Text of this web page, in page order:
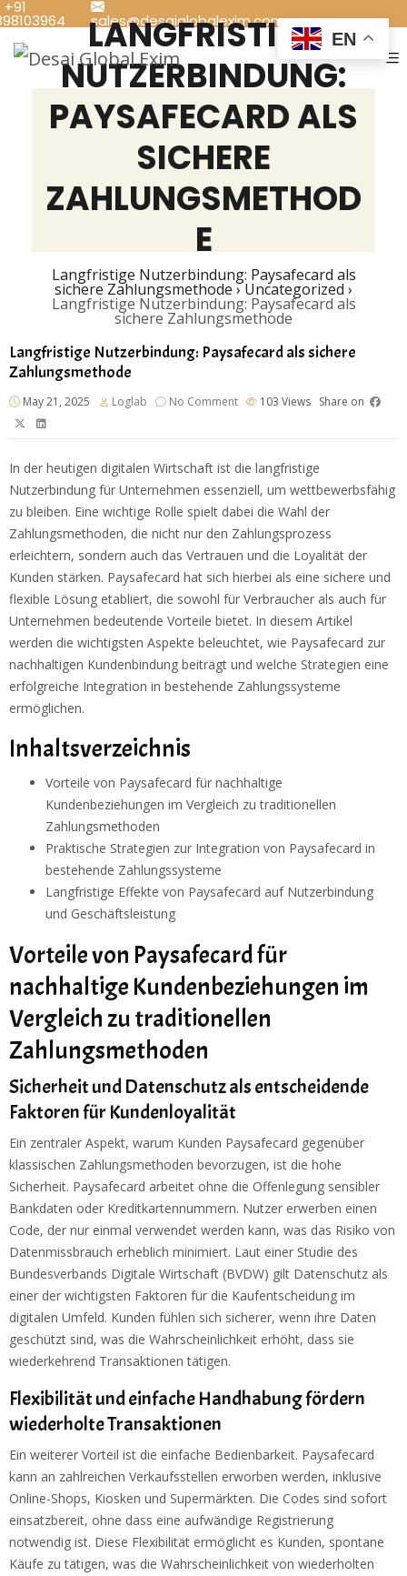
+91
sales@desaiglobalexim.com
LANGFRISTIGE
NUTZERBINDUNG:
PAYSAFECARD ALS
SICHERE
ZAHLUNGSMETHOD
E
Langfristige Nutzerbindung: Paysafecard als
sichere Zahlungsmethode ›Uncategorized ›
Langfristige Nutzerbindung: Paysafecard als
sichere Zahlungsmethode
Langfristige Nutzerbindung: Paysafecard als sichere
Zahlungsmethode
May 21, 2025 Loglab No Comment 103 Views Share on
In der heutigen digitalen Wirtschaft ist die langfristige
Nutzerbindung für Unternehmen essenziell, um wettbewerbsfähig
zu bleiben. Eine wichtige Rolle spielt dabei die Wahl der
Zahlungsmethoden, die nicht nur den Zahlungsprozess
erleichtern, sondern auch das Vertrauen und die Loyalität der
Kunden stärken. Paysafecard hat sich hierbei als eine sichere und
flexible Lösung etabliert, die sowohl für Verbraucher als auch für
Unternehmen bedeutende Vorteile bietet. In diesem Artikel
werden die wichtigsten Aspekte beleuchtet, wie Paysafecard zur
nachhaltigen Kundenbindung beiträgt und welche Strategien eine
erfolgreiche Integration in bestehende Zahlungssysteme
ermöglichen.
Inhaltsverzeichnis
Vorteile von Paysafecard für nachhaltige
Kundenbeziehungen im Vergleich zu traditionellen
Zahlungsmethoden
Praktische Strategien zur Integration von Paysafecard in
bestehende Zahlungssysteme
Langfristige Effekte von Paysafecard auf Nutzerbindung
und Geschäftsleistung
Vorteile von Paysafecard für
nachhaltige Kundenbeziehungen im
Vergleich zu traditionellen
Zahlungsmethoden
Sicherheit und Datenschutz als entscheidende
Faktoren für Kundenloyalität
Ein zentraler Aspekt, warum Kunden Paysafecard gegenüber
klassischen Zahlungsmethoden bevorzugen, ist die hohe
Sicherheit. Paysafecard arbeitet ohne die Offenlegung sensibler
Bankdaten oder Kreditkartennummern. Nutzer erwerben einen
Code, der nur einmal verwendet werden kann, was das Risiko von
Datenmissbrauch erheblich minimiert. Laut einer Studie des
Bundesverbands Digitale Wirtschaft (BVDW) gilt Datenschutz als
einer der wichtigsten Faktoren für die Kaufentscheidung im
digitalen Umfeld. Kunden fühlen sich sicherer, wenn ihre Daten
geschützt sind, was die Wahrscheinlichkeit erhöht, dass sie
wiederkehrend Transaktionen tätigen.
Flexibilität und einfache Handhabung fördern
wiederholte Transaktionen
Ein weiterer Vorteil ist die einfache Bedienbarkeit. Paysafecard
kann an zahlreichen Verkaufsstellen erworben werden, inklusive
Online-Shops, Kiosken und Supermärkten. Die Codes sind sofort
einsatzbereit, ohne dass eine aufwändige Registrierung
notwendig ist. Diese Flexibilität ermöglicht es Kunden, spontane
Käufe zu tätigen, was die Wahrscheinlichkeit von wiederholten
EN